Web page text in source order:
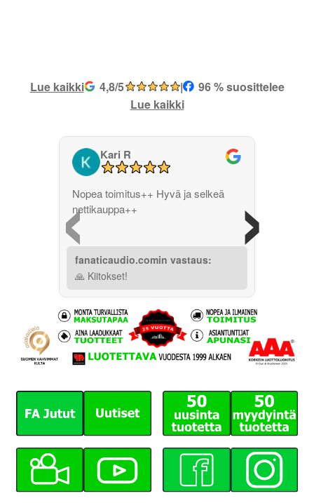
Lue kaikki 4,8/5 |
96 % suosittelee
Lue kaikki
‹
Kari R
Nopea toimitus++ Hyvä ja selkeä
nettikauppa++
fanaticaudio.comin vastaus:
🙏 Kiitokset!
›